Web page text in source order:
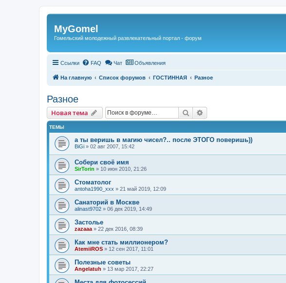
Регистрация
MyGomel
Гомельский молодежный развлекательный портал - форум
Ссылки FAQ Чат Объявления
На главную Список форумов ГОСТИННАЯ Разное
Разное
Новая тема
Новаятема Поиск
ТЕМЫ
а ты веришь в магию чисел?.. после ЭТОГО поверишь))
BiGi » 02 авг 2007, 15:42
Собери своё имя
SirTorin » 10 июн 2010, 21:26
Стоматолог
antoha1990_xxx » 21 май 2019, 12:09
Санаторий в Москве
alinast9702 » 06 дек 2019, 14:49
Застолье
zazaaa » 22 дек 2016, 08:39
Как мне стать миллионером?
AtemiiROS » 12 сен 2017, 11:01
Полезные советы
Angelatuh » 13 мар 2017, 22:27